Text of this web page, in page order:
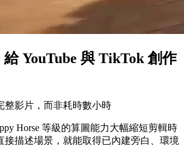
YouTube 與 TikTok 創作
整影片，而非耗時數小時
Horse 等級的算圖能力大幅縮短剪輯時
接描述場景，就能取得已內建旁白、環境